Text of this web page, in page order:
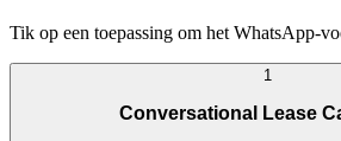
Tik op een toepassing om het WhatsApp-
1
Conversational Lease